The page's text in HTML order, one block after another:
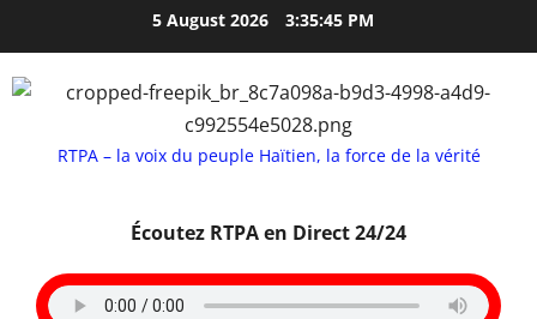
to
content
5 August 2026 3:35:46 PM
RTPA – la voix du peuple Haïtien, la force de la vérité
Écoutez RTPA en Direct 24/24